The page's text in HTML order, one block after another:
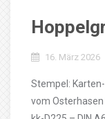
16. März 2026
Stempel:
vom